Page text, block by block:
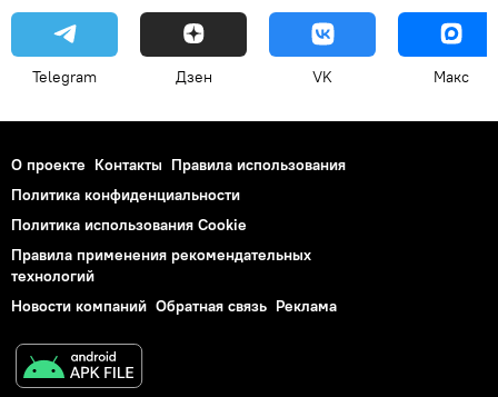
Telegram Дзен VK Макс
О проекте Контакты Правила использования
Политика конфиденциальности
Политика использования Cookie
Правила применения рекомендательных
технологий
Новости компаний Обратная связь Реклама